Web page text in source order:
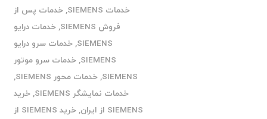
خدمات SIEMENS
,خدمات پس از
فروش SIEMENS
,خدمات درایو
SIEMENS
,خدمات سرو درایو
SIEMENS
,خدمات سرو موتور
SIEMENS
,خدمات محور SIEMENS
,
خدمات نمایشگر SIEMENS
,خرید
SIEMENS از ایران
, خرید SIEMENS از